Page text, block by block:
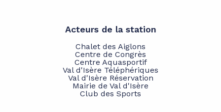
Acteurs de la station
Chalet des Aiglons
Centre de Congrès
Centre Aquasportif
Val d'Isère Téléphériques
Val d'Isère Réservation
Mairie de Val d'Isère
Club des Sports